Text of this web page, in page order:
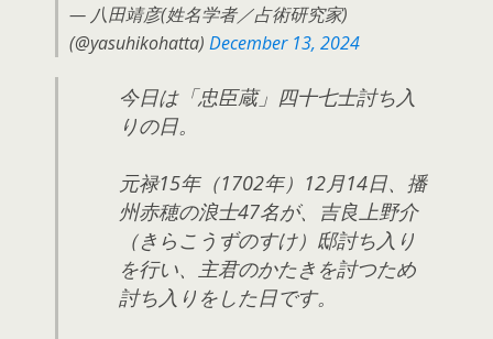
— 八田靖彦(姓名学者／占術研究家)
(@yasuhikohatta) December 13, 2024
今日は「忠臣蔵」四十七士討ち入
りの日。
元禄15年（1702年）12月14日、播
州赤穂の浪士47名が、吉良上野介
（きらこうずのすけ）邸討ち入り
を行い、主君のかたきを討つため
討ち入りをした日です。